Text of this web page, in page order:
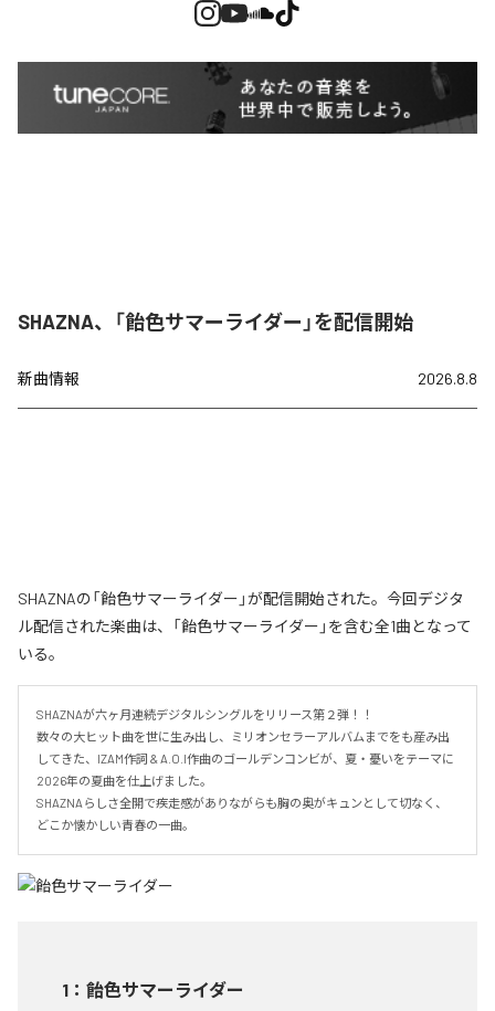
SHAZNA、「飴色サマーライダー」を配信開始
新曲情報 2026.8.8
SHAZNAの「飴色サマーライダー」が配信開始された。今回デジタ
ル配信された楽曲は、「飴色サマーライダー」を含む全1曲となって
いる。
SHAZNAが六ヶ月連続デジタルシングルをリリース第２弾！！
数々の大ヒット曲を世に生み出し、ミリオンセラーアルバムまでをも産み出
してきた、IZAM作詞 & A.O.I作曲のゴールデンコンビが、夏・憂いをテーマに
2026年の夏曲を仕上げました。
SHAZNAらしさ全開で疾走感がありながらも胸の奥がキュンとして切なく、
どこか懐かしい青春の一曲。
1 ： 飴色サマーライダー